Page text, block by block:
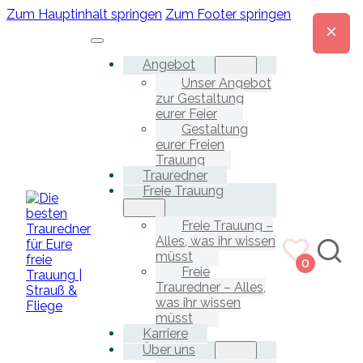
Zum Hauptinhalt springen Zum Footer springen
Angebot
Unser Angebot
zur Gestaltung
eurer Feier
Gestaltung
eurer Freien
Trauung
Trauredner
Freie Trauung
Freie Trauung –
Alles, was ihr wissen
müsst
Freie
Trauredner – Alles,
was ihr wissen
müsst
Karriere
Über uns
0